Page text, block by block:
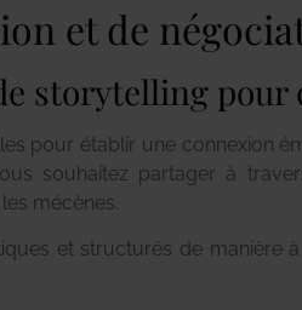
et de
storytelling
pour établir une connexion
souhaitez partager à
mécènes.
et structurés de